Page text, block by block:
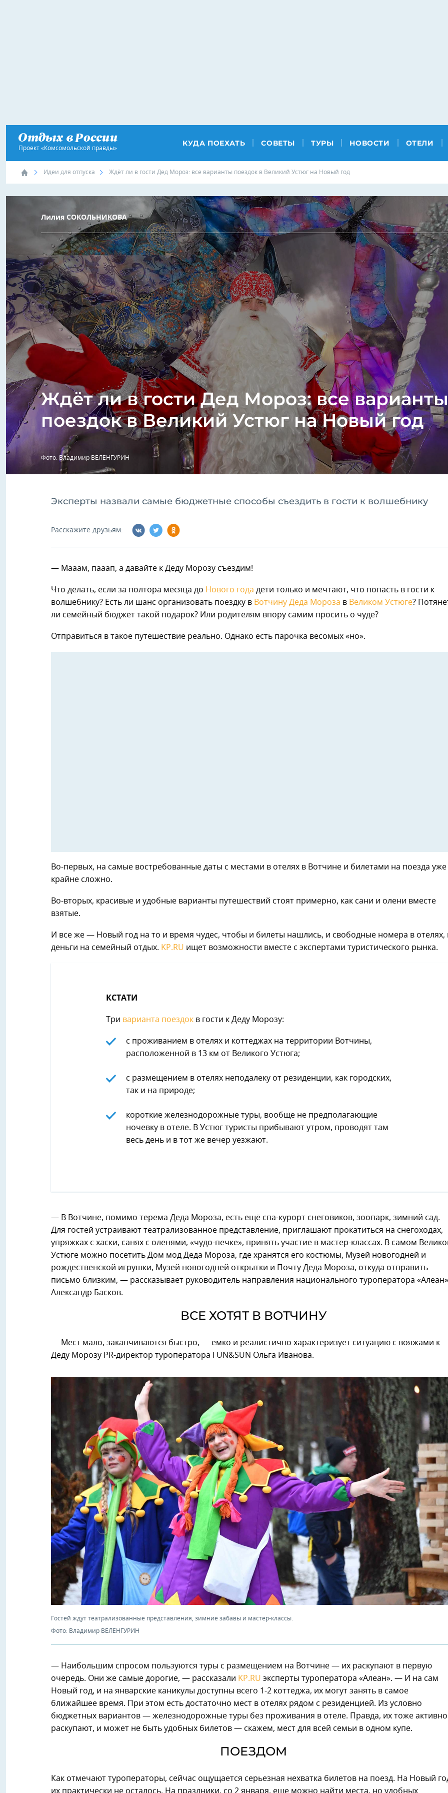
Проект «Комсомольской правды»
КУДА ПОЕХАТЬ СОВЕТЫ ТУРЫ НОВОСТИ ОТЕЛИ
Идеи для отпуска Ждёт ли в гости Дед Мороз: все варианты поездок в Великий Устюг на Новый год
Лилия СОКОЛЬНИКОВА
Ждёт ли в гости Дед Мороз: все варианты
поездок в Великий Устюг на Новый год
Фото: Владимир ВЕЛЕНГУРИН
Эксперты назвали самые бюджетные способы съездить в гости к волшебнику
Расскажите друзьям:
— Мааам, пааап, а давайте к Деду Морозу съездим!
Что делать, если за полтора месяца до Нового года дети только и мечтают, что попасть в гости к
волшебнику? Есть ли шанс организовать поездку в Вотчину Деда Мороза в Великом Устюге?
ли семейный бюджет такой подарок? Или родителям впору самим просить о чуде?
Отправиться в такое путешествие реально. Однако есть парочка весомых «но».
Во-первых, на самые востребованные даты с местами в отелях в Вотчине и билетами на поезда уже
крайне сложно.
Во-вторых, красивые и удобные варианты путешествий стоят примерно, как сани и олени вместе
взятые.
И все же — Новый год на то и время чудес, чтобы и билеты нашлись, и свободные номера в отелях,
деньги на семейный отдых. KP.RU ищет возможности вместе с экспертами туристического рынка.
КСТАТИ
Три варианта поездок в гости к Деду Морозу:
с проживанием в отелях и коттеджах на территории Вотчины,
расположенной в 13 км от Великого Устюга;
с размещением в отелях неподалеку от резиденции, как городских,
так и на природе;
короткие железнодорожные туры, вообще не предполагающие
ночевку в отеле. В Устюг туристы прибывают утром, проводят там
весь день и в тот же вечер уезжают.
— В Вотчине, помимо терема Деда Мороза, есть ещё спа-курорт снеговиков, зоопарк, зимний сад.
Для гостей устраивают театрализованное представление, приглашают прокатиться на снегоходах,
упряжках с хаски, санях с оленями, «чудо-печке», принять участие в мастер-классах. В самом
Устюге можно посетить Дом мод Деда Мороза, где хранятся его костюмы, Музей новогодней и
рождественской игрушки, Музей новогодней открытки и Почту Деда Мороза, откуда отправить
письмо близким, — рассказывает руководитель направления национального туроператора «Алеан»
Александр Басков.
ВСЕ ХОТЯТ В ВОТЧИНУ
— Мест мало, заканчиваются быстро, — емко и реалистично характеризует ситуацию с вояжами к
Деду Морозу PR-директор туроператора FUN&SUN Ольга Иванова.
Гостей ждут театрализованные представления, зимние забавы и мастер-классы.
Фото: Владимир ВЕЛЕНГУРИН
— Наибольшим спросом пользуются туры с размещением на Вотчине — их раскупают в первую
очередь. Они же самые дорогие, — рассказали KP.RU эксперты туроператора «Алеан». — И на сам
Новый год, и на январские каникулы доступны всего 1-2 коттеджа, их могут занять в самое
ближайшее время. При этом есть достаточно мест в отелях рядом с резиденцией. Из условно
бюджетных вариантов — железнодорожные туры без проживания в отеле. Правда, их тоже активно
раскупают, и может не быть удобных билетов — скажем, мест для всей семьи в одном купе.
ПОЕЗДОМ
Как отмечают туроператоры, сейчас ощущается серьезная нехватка билетов на поезд. На Новый
их практически не осталось. На праздники, со 2 января, еще можно найти места, но удобных